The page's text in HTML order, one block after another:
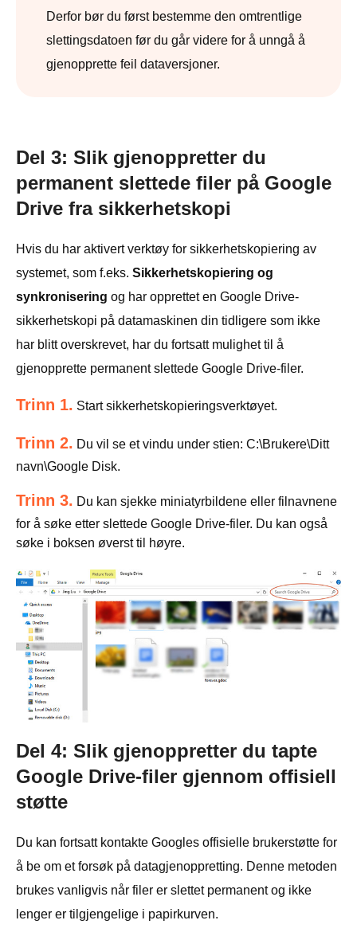
Derfor bør du først bestemme den omtrentlige
slettingsdatoen før du går videre for å unngå å
gjenopprette feil dataversjoner.
Del 3: Slik gjenoppretter du
permanent slettede filer på Google
Drive fra sikkerhetskopi
Hvis du har aktivert verktøy for sikkerhetskopiering av
systemet, som f.eks. Sikkerhetskopiering og
synkronisering og har opprettet en Google Drive-
sikkerhetskopi på datamaskinen din tidligere som ikke
har blitt overskrevet, har du fortsatt mulighet til å
gjenopprette permanent slettede Google Drive-filer.
Trinn 1. Start sikkerhetskopieringsverktøyet.
Trinn 2. Du vil se et vindu under stien: C:\Brukere\Ditt
navn\Google Disk.
Trinn 3. Du kan sjekke miniatyrbildene eller filnavnene
for å søke etter slettede Google Drive-filer. Du kan også
søke i boksen øverst til høyre.
Del 4: Slik gjenoppretter du tapte
Google Drive-filer gjennom offisiell
støtte
Du kan fortsatt kontakte Googles offisielle brukerstøtte for
å be om et forsøk på datagjenoppretting. Denne metoden
brukes vanligvis når filer er slettet permanent og ikke
lenger er tilgjengelige i papirkurven.